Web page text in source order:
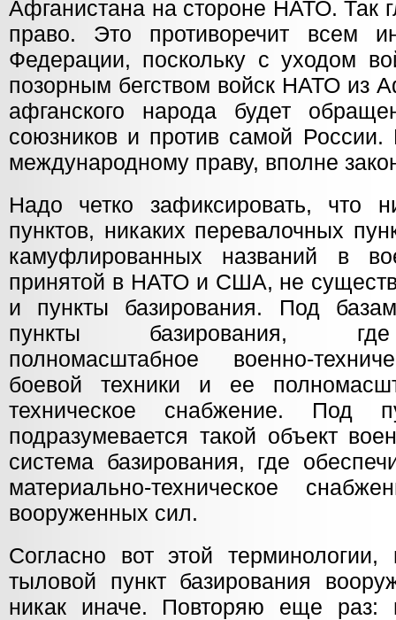
Афганистана на стороне НАТО. Так
право. Это противоречит всем
Федерации, поскольку с уходом
позорным бегством войск НАТО из
афганского народа будет
союзников и против самой России.
международному праву, вполне
Надо четко зафиксировать, что
пунктов, никаких перевалочных
камуфлированных названий в
принятой в НАТО и США, не
и пункты базирования. Под
пункты базирования, где
полномасштабное военно-
боевой техники и ее
техническое снабжение. Под
подразумевается такой объект
система базирования, где
материально-техническое
вооруженных сил.
Согласно вот этой терминологии,
тыловой пункт базирования
никак иначе. Повторяю еще раз: